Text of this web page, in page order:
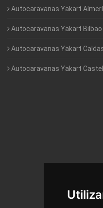
Autocaravanas Yakart
Autocaravanas Yakart Bilbao
Autocaravanas Yakart
Autocaravanas Yakart